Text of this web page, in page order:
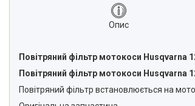
Райдери
Трактори газонокосарки
Аксесуари
Опис
Повітряний фільтр мотокоси Husqvarna
Повітряний фільтр мотокоси Husqvarna
Повітряний фільтр встановлюється на